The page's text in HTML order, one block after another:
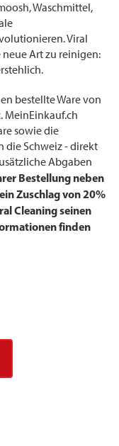
Waschmittel,
Viral
neue Art zu reinigen:
bestellte Ware von
MeinEinkauf.ch
sowie die
die Schweiz - direkt
Abgaben
Bestellung neben
Zuschlag von 20%
Cleaning seinen
finden